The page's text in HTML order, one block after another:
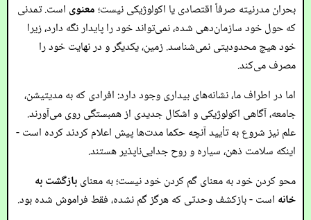
بحران مدرنیته صرفاً اقتصادی یا اکولوژیکی نیست؛معنوی است. تمدنی
که حول خود سازمان‌دهی شده، نمی‌تواند خود را پایدار نگه دارد، زیرا
خود هیچ محدودیتی نمی‌شناسد. زمین، یکدیگر و در نهایت خود را
مصرف می‌کند.
اما در اطراف ما، نشانه‌های بیداری وجود دارد: افرادی که به مدیتیشن،
جامعه، آگاهی اکولوژیکی و اشکال جدیدی از همبستگی روی می‌آورند.
علم نیز شروع به تأیید آنچه حکما مدت‌ها پیش اعلام کردند کرده است -
اینکه سلامت ذهن، سیاره و روح جدایی‌ناپذیر هستند.
محو کردن خود به معنای گم کردن خود نیست؛ به معنایبازگشت به
خانه است - بازکشف وحدتی که هرگز گم نشده، فقط فراموش شده بود.